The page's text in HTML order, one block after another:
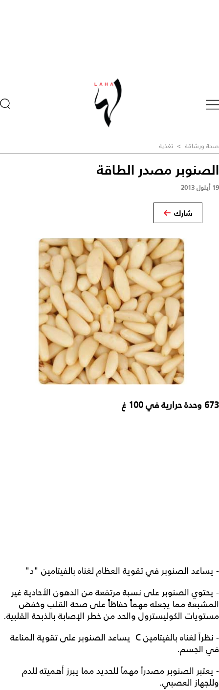
صحة ورشاقة > تغذية
الصنوبر مصدر الطاقة
19 أيلول 2013
شارك
673 وحدة حرارية في 100 غ
- يساعد الصنوبر في تقوية العظام لغناه بالفيتامين "د"
- يحتوي الصنوبر على نسبة مرتفعة من الدهون الأحادية غير
المشبعة مما يجعله مهماً حفاظاً على صحة القلب وخفض
مستويات الكوليسترول والحد من خطر الإصابة بالذبحة القلبية.
- نظراً لغناه بالفيتامين C يساعد الصنوبر على تقوية المناعة
في الجسم.
- يعتبر الصنوبر مصدراً مهماً للحديد مما يبرز أهميته للدم
وللجهاز العصبي.